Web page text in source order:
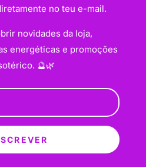
no teu e-mail.
novidades da loja,
energéticas e promoções
🔮🌿